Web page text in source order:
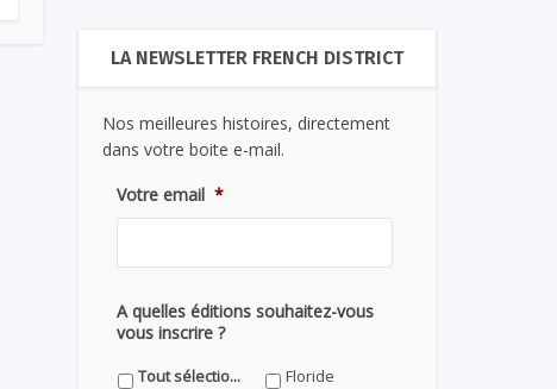
LA NEWSLETTER FRENCH DISTRICT
Nos meilleures histoires, directement
dans votre boite e-mail.
Votre email *
A quelles éditions souhaitez-vous
vous inscrire ?
Tout sélectionner
Floride